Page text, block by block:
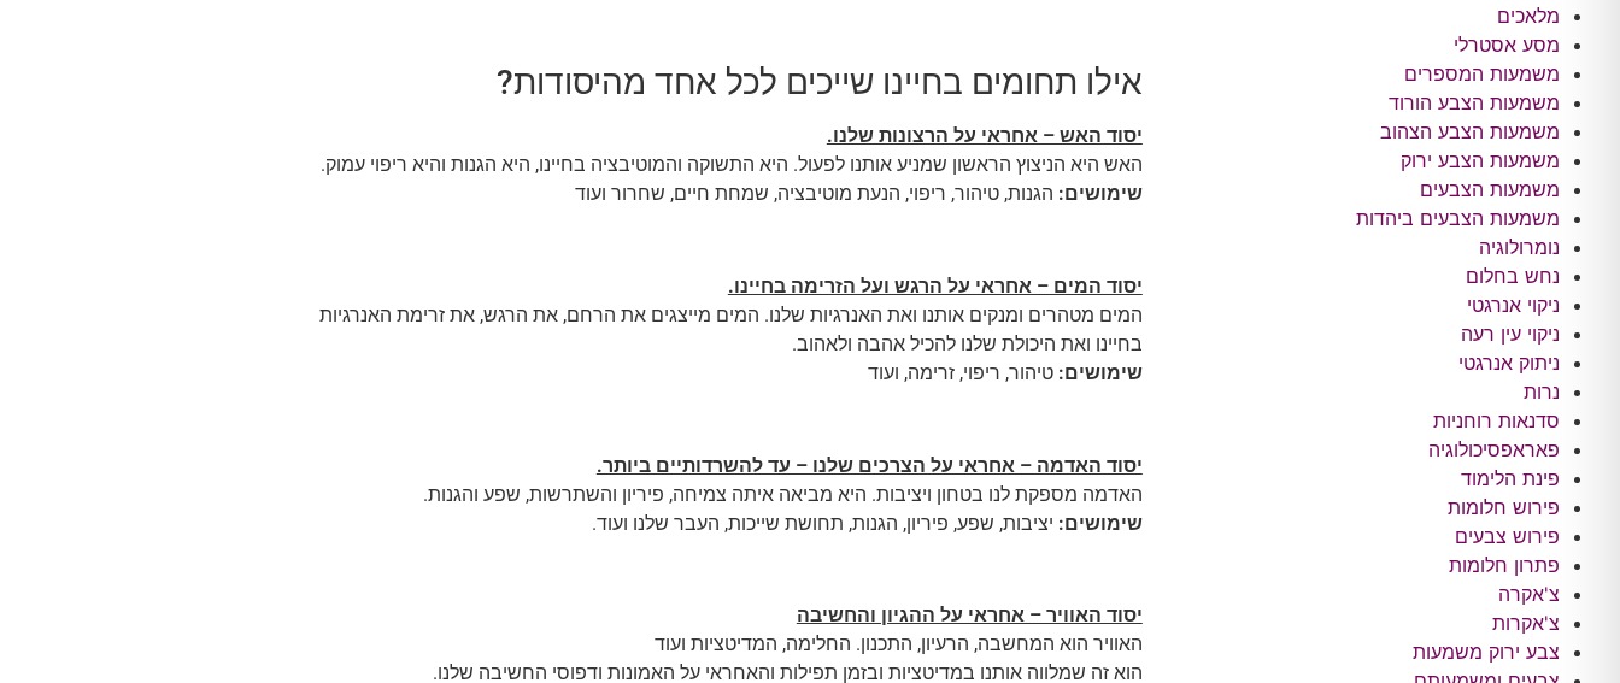
מלאכים
מסע אסטרלי
משמעות המספרים
משמעות הצבע הורוד
משמעות הצבע הצהוב
משמעות הצבע ירוק
משמעות הצבעים
משמעות הצבעים ביהדות
נומרולוגיה
נחש בחלום
ניקוי אנרגטי
ניקוי עין רעה
ניתוק אנרגטי
נרות
סדנאות רוחניות
פאראפסיכולוגיה
פינת הלימוד
פירוש חלומות
פירוש צבעים
פתרון חלומות
צ'אקרה
צ'אקרות
צבע ירוק משמעות
אילו תחומים בחיינו שייכים לכל אחד מהיסודות?
יסוד האש – אחראי על הרצונות שלנו.
האש היא הניצוץ הראשון שמניע אותנו לפעול. היא התשוקה והמוטיבציה בחיינו, היא הגנות והיא ריפוי עמוק.
שימושים: הגנות, טיהור, ריפוי, הנעת מוטיבציה, שמחת חיים, שחרור ועוד
יסוד המים – אחראי על הרגש ועל הזרימה בחיינו.
המים מטהרים ומנקים אותנו ואת האנרגיות שלנו. המים מייצגים את הרחם, את הרגש, את זרימת האנרגיות
בחיינו ואת היכולת שלנו להכיל אהבה ולאהוב.
שימושים: טיהור, ריפוי, זרימה, ועוד
יסוד האדמה – אחראי על הצרכים שלנו – עד להשרדותיים ביותר.
האדמה מספקת לנו בטחון ויציבות. היא מביאה איתה צמיחה, פיריון והשתרשות, שפע והגנות.
שימושים: יציבות, שפע, פיריון, הגנות, תחושת שייכות, העבר שלנו ועוד.
יסוד האוויר – אחראי על ההגיון והחשיבה
האוויר הוא המחשבה, הרעיון, התכנון. החלימה, המדיטציות ועוד
הוא זה שמלווה אותנו במדיטציות ובזמן תפילות והאחראי על האמונות ודפוסי החשיבה שלנו.